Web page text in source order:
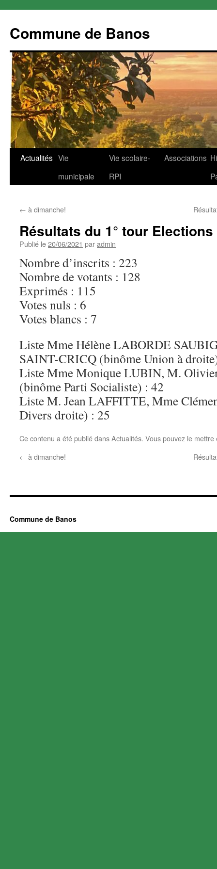
Commune de Banos
Aller
Actualités Vie
municipale
Vie scolaire-
RPI
Associations
← à dimanche!
Résultats du 1° tour
Publié le20/06/2021 paradmin
Nombre d’inscrits : 223
Nombre de votants : 128
Exprimés : 115
Votes nuls : 6
Votes blancs : 7
Liste Mme Hélène LABORDE
SAINT-CRICQ (binôme Union à
Liste Mme Monique LUBIN, M.
(binôme Parti Socialiste) : 42
Liste M. Jean LAFFITTE, Mme
Divers droite) : 25
Ce contenu a été publié dansActualités. Vous pouvez le
← à dimanche!
Commune de Banos